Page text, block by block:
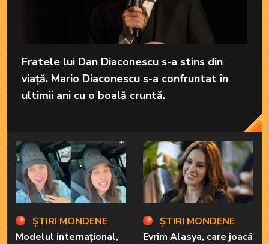
Fratele lui Dan Diaconescu s-a stins din
viață. Mario Diaconescu s-a confruntat în
ultimii ani cu o boală cruntă.
ȘTIRI MONDENE
Modelul internațional,
ȘTIRI MONDENE
Evrim Alasya, care joacă